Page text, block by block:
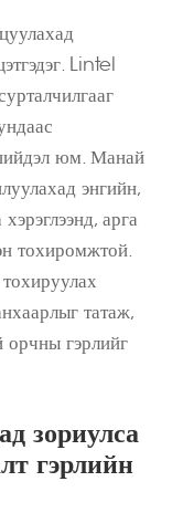
Lintel
юм. Манай
энгийн,
арга
тохиромжтой.
татаж,
орчны гэрлийг
зориулса
гэрлийн